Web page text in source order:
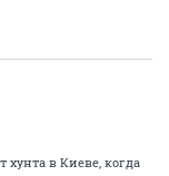
хунта в Киеве, когда